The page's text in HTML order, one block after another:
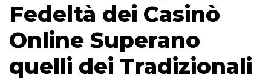
Fedeltà dei Casinò
Online Superano
quelli dei Tradizionali